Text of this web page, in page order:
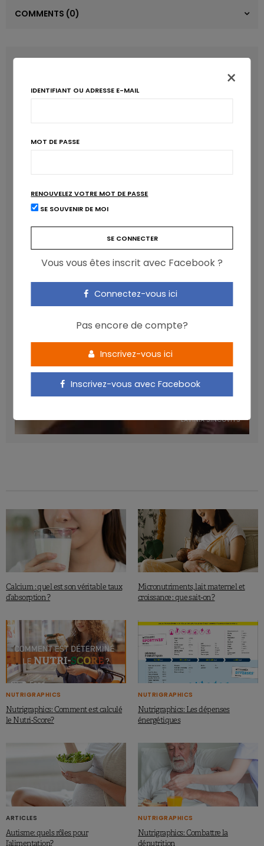
COMMENTS (0)
LATEST POSTS
cardiométabolique
LAVINIA SINCOVITS
Calcium : quel est son véritable taux
d’absorption ?
Micronutriments, lait maternel et
croissance : que sait-on ?
NUTRIGRAPHICS
Nutrigraphics: Comment est calculé
le Nutri-Score?
NUTRIGRAPHICS
Nutrigraphics: Les dépenses
énergétiques
ARTICLES
Autisme: quels rôles pour
l’alimentation?
NUTRIGRAPHICS
Nutrigraphics: Combattre la
dénutrition
×
IDENTIFIANT OU ADRESSE E-MAIL
MOT DE PASSE
RENOUVELEZ VOTRE MOT DE PASSE
SE SOUVENIR DE MOI
Vous vous êtes inscrit avec Facebook ?
Connectez-vous ici
Pas encore de compte?
Inscrivez-vous ici
Inscrivez-vous avec Facebook